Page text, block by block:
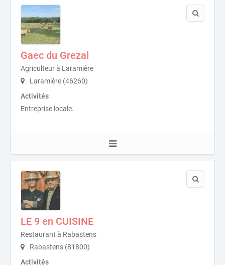
Gaec du Grezal
Agriculteur à Laramière
Laramière (46260)
Activités
Entreprise locale.
LE 9 en CUISINE
Restaurant à Rabastens
Rabastens (81800)
Activités